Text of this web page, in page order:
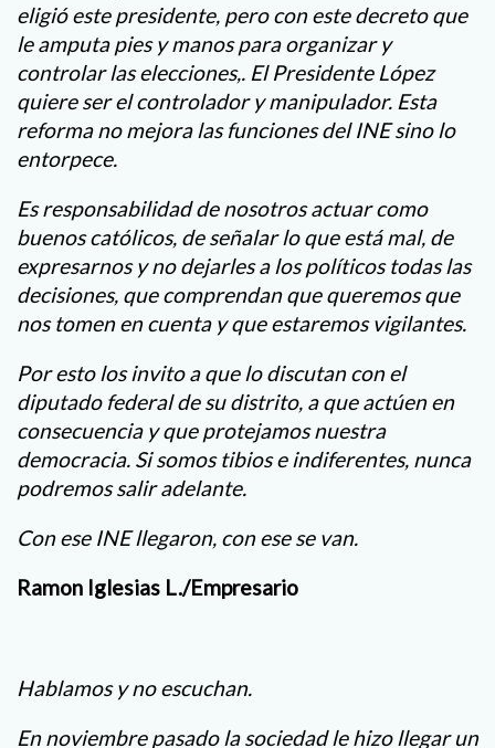
eligió este presidente, pero con este decreto que
le amputa pies y manos para organizar y
controlar las elecciones,. El Presidente López
quiere ser el controlador y manipulador. Esta
reforma no mejora las funciones del INE sino lo
entorpece.
Es responsabilidad de nosotros actuar como
buenos católicos, de señalar lo que está mal, de
expresarnos y no dejarles a los políticos todas las
decisiones, que comprendan que queremos que
nos tomen en cuenta y que estaremos vigilantes.
Por esto los invito a que lo discutan con el
diputado federal de su distrito, a que actúen en
consecuencia y que protejamos nuestra
democracia. Si somos tibios e indiferentes, nunca
podremos salir adelante.
Con ese INE llegaron, con ese se van.
Ramon Iglesias L./Empresario
Hablamos y no escuchan.
En noviembre pasado la sociedad le hizo llegar un